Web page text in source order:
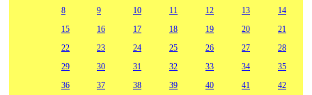
8
9 10 11 12 13
14
15
16 17 18 19 20
21
22
23 24 25 26 27
28
29
30 31 32 33 34
35
36
37 38 39 40 41 42